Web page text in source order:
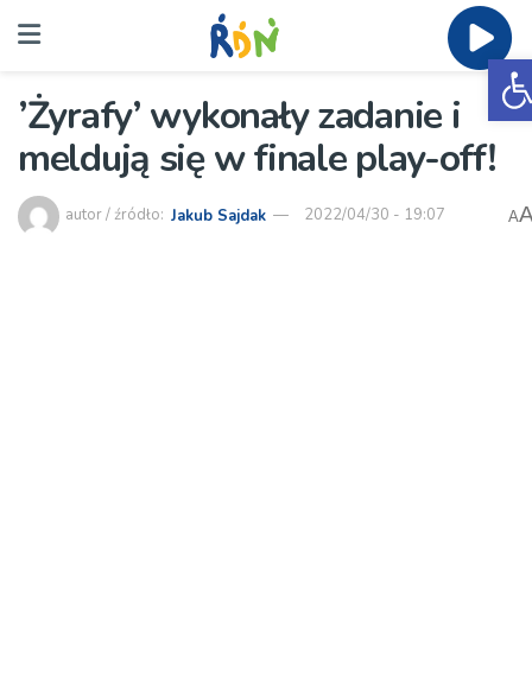
’Żyrafy’ wykonały zadanie i
meldują się w finale play-off!
autor / źródło: Jakub Sajdak 2022/04/30 - 19:07 A